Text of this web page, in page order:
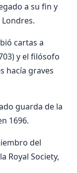
a su fin y
cartas a
y el filósofo
hacía graves
guarda de la
1696.
del
Royal Society,